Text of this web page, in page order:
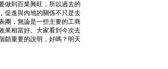
做到百業興旺，所以過去的
促進與內地的關係不只是去
團，無論是一些主要的工商
果相當好。大家看到今次去
頗重要的說明，好嗎？明天